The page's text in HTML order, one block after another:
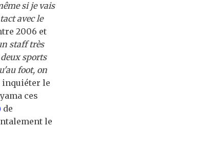
si je vais
avec le
2006 et
staff très
sports
foot, on
inquiéter le
ces
de
le